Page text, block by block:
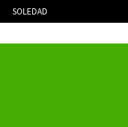
SOLEDAD